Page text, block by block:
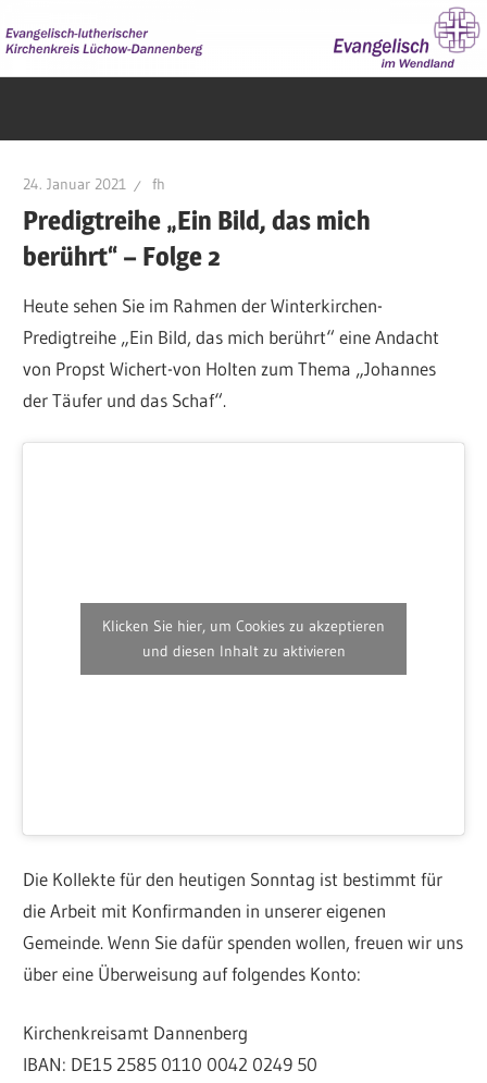
Inhalt
springen
24. Januar 2021 fh
Predigtreihe „Ein Bild, das mich
berührt“ – Folge 2
Heute sehen Sie im Rahmen der Winterkirchen-
Predigtreihe „Ein Bild, das mich berührt“ eine Andacht
von Propst Wichert-von Holten zum Thema „Johannes
der Täufer und das Schaf“.
Klicken Sie hier, um Cookies zu akzeptieren
und diesen Inhalt zu aktivieren
Die Kollekte für den heutigen Sonntag ist bestimmt für
die Arbeit mit Konfirmanden in unserer eigenen
Gemeinde. Wenn Sie dafür spenden wollen, freuen wir uns
über eine Überweisung auf folgendes Konto:
Kirchenkreisamt Dannenberg
IBAN: DE15 2585 0110 0042 0249 50